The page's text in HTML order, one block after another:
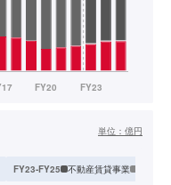
単位： 億円
FY23-FY25 不動産賃貸事業